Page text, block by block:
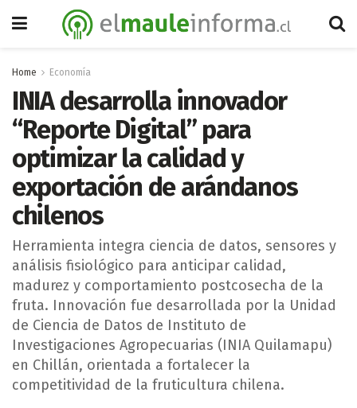
Home Economía
INIA desarrolla innovador
“Reporte Digital” para
optimizar la calidad y
exportación de arándanos
chilenos
Herramienta integra ciencia de datos, sensores y
análisis fisiológico para anticipar calidad,
madurez y comportamiento postcosecha de la
fruta. Innovación fue desarrollada por la Unidad
de Ciencia de Datos de Instituto de
Investigaciones Agropecuarias (INIA Quilamapu)
en Chillán, orientada a fortalecer la
competitividad de la fruticultura chilena.